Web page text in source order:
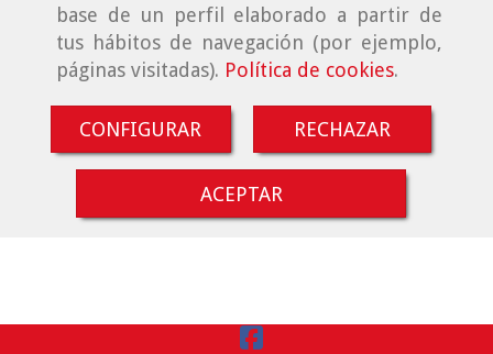
base de un perfil elaborado a partir de
tus hábitos de navegación (por ejemplo,
páginas visitadas). Política de cookies.
CONFIGURAR RECHAZAR
ACEPTAR